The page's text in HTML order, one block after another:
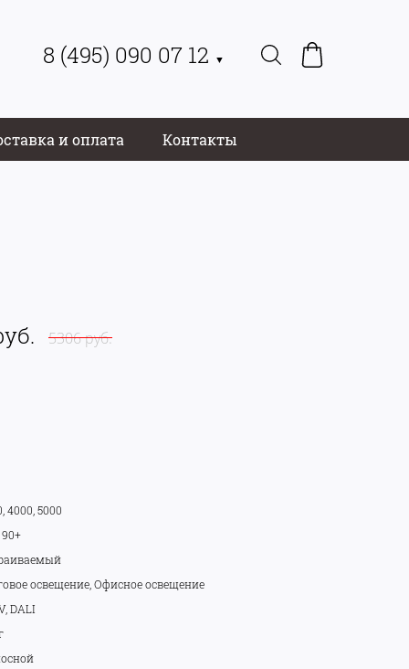
8 (495) 090 07 12 ▼
и оплата Контакты
5306 руб.
4000, 5000
90+
освещение, Офисное освещение
DALI